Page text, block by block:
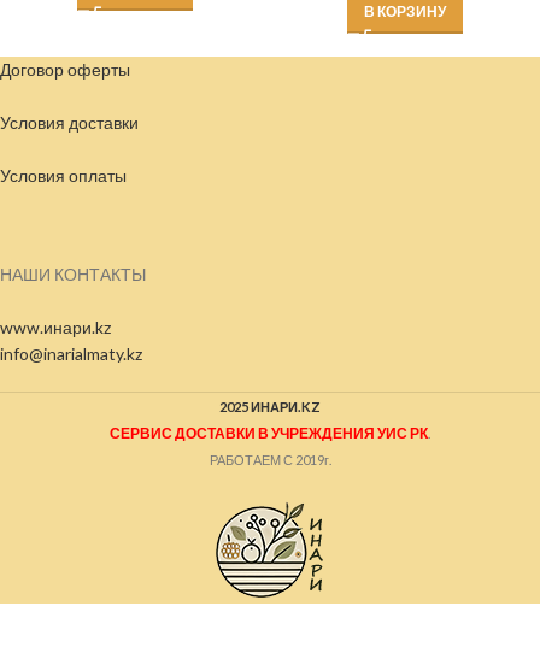
В КОРЗИНУ
Договор оферты
Условия доставки
Условия оплаты
НАШИ КОНТАКТЫ
www.инари.kz
info@inarialmaty.kz
2025 ИНАРИ.KZ
СЕРВИС ДОСТАВКИ В УЧРЕЖДЕНИЯ УИС РК
РАБОТАЕМ С 2019г.